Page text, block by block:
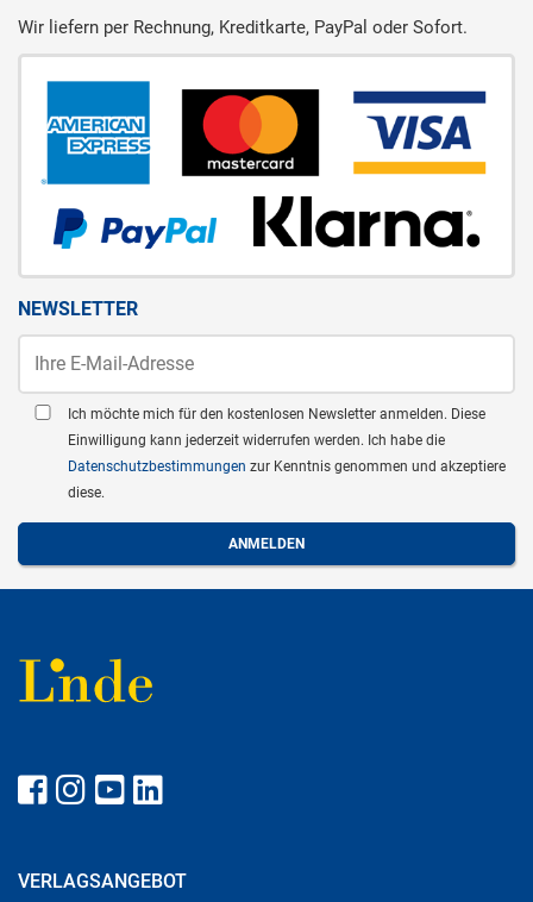
Wir liefern per Rechnung, Kreditkarte, PayPal oder Sofort.
NEWSLETTER
Ich möchte mich für den kostenlosen Newsletter anmelden. Diese
Einwilligung kann jederzeit widerrufen werden. Ich habe die
Datenschutzbestimmungen zur Kenntnis genommen und akzeptiere
diese.
VERLAGSANGEBOT